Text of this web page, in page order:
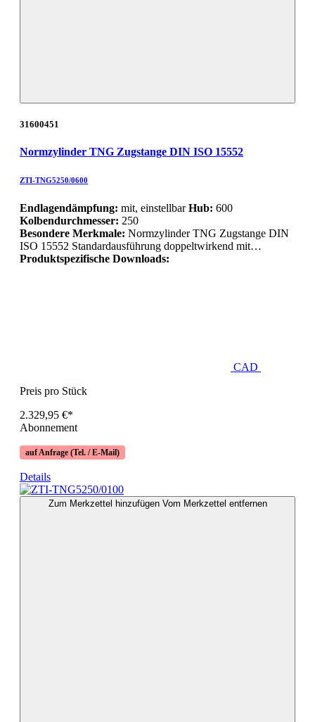
31600451
Normzylinder TNG Zugstange DIN ISO 15552
ZTI-TNG5250/0600
Endlagendämpfung: mit, einstellbarHub: 600
Kolbendurchmesser: 250
Besondere Merkmale: Normzylinder TNG Zugstange DIN
ISO 15552 Standardausführung doppeltwirkend mit…
Produktspezifische Downloads:
CAD
Preis pro Stück
2.329,95 €*
Abonnement
auf Anfrage (Tel. / E-Mail)
Details
Zum Merkzettel hinzufügen Vom Merkzettel entfernen